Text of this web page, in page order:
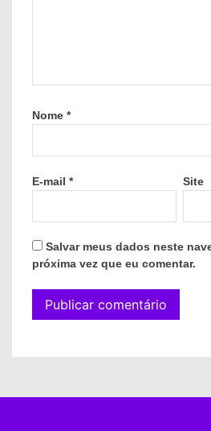
Nome *
E-mail * Site
Salvar meus dados neste
próxima vez que eu comentar.